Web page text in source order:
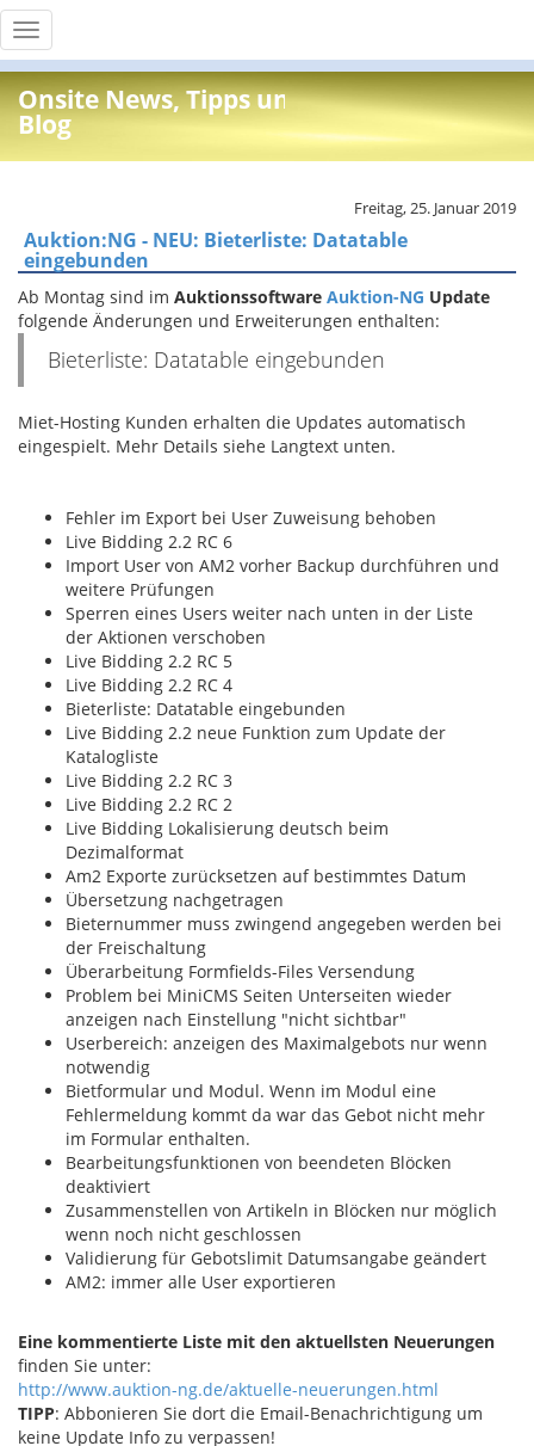
Toggle
navigation
Onsite News, Tipps und Info
Blog
Freitag, 25. Januar 2019
Auktion:NG - NEU: Bieterliste: Datatable
eingebunden
Ab Montag sind im Auktionssoftware Auktion-NG Update
folgende Änderungen und Erweiterungen enthalten:
Bieterliste: Datatable eingebunden
Miet-Hosting Kunden erhalten die Updates automatisch
eingespielt. Mehr Details siehe Langtext unten.
Fehler im Export bei User Zuweisung behoben
Live Bidding 2.2 RC 6
Import User von AM2 vorher Backup durchführen und
weitere Prüfungen
Sperren eines Users weiter nach unten in der Liste
der Aktionen verschoben
Live Bidding 2.2 RC 5
Live Bidding 2.2 RC 4
Bieterliste: Datatable eingebunden
Live Bidding 2.2 neue Funktion zum Update der
Katalogliste
Live Bidding 2.2 RC 3
Live Bidding 2.2 RC 2
Live Bidding Lokalisierung deutsch beim
Dezimalformat
Am2 Exporte zurücksetzen auf bestimmtes Datum
Übersetzung nachgetragen
Bieternummer muss zwingend angegeben werden bei
der Freischaltung
Überarbeitung Formfields-Files Versendung
Problem bei MiniCMS Seiten Unterseiten wieder
anzeigen nach Einstellung "nicht sichtbar"
Userbereich: anzeigen des Maximalgebots nur wenn
notwendig
Bietformular und Modul. Wenn im Modul eine
Fehlermeldung kommt da war das Gebot nicht mehr
im Formular enthalten.
Bearbeitungsfunktionen von beendeten Blöcken
deaktiviert
Zusammenstellen von Artikeln in Blöcken nur möglich
wenn noch nicht geschlossen
Validierung für Gebotslimit Datumsangabe geändert
AM2: immer alle User exportieren
Eine kommentierte Liste mit den aktuellsten Neuerungen
finden Sie unter:
http://www.auktion-ng.de/aktuelle-neuerungen.html
TIPP: Abbonieren Sie dort die Email-Benachrichtigung um
keine Update Info zu verpassen!